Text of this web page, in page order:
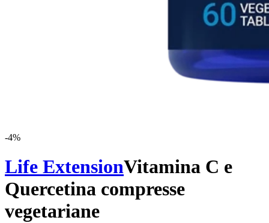
-4%
Life ExtensionVitamina C e
Quercetina compresse
vegetariane